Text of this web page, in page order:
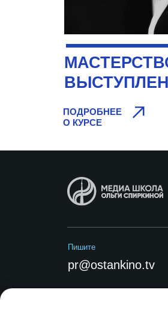
ПОДРОБНЕЕ
О КУРСЕ
pr@ostankino.tv
Пишите